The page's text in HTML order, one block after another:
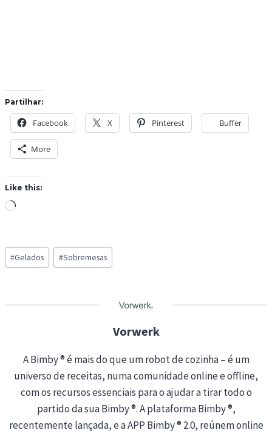
Partilhar:
Facebook X Pinterest Buffer
More
Like this:
L
d
i
g
Post
Tags:
#Gelados #Sobremesas
Vorwerk
A Bimby ® é mais do que um robot de cozinha – é um
universo de receitas, numa comunidade online e offline,
com os recursos essenciais para o ajudar a tirar todo o
partido da sua Bimby ®. A plataforma Bimby ®,
recentemente lançada, e a APP Bimby ® 2.0, reúnem online